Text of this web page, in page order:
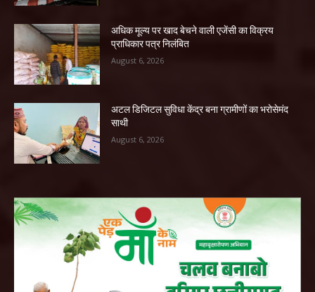
अधिक मूल्य पर खाद बेचने वाली एजेंसी का विक्रय
प्राधिकार पत्र निलंबित
August 6, 2026
अटल डिजिटल सुविधा केंद्र बना ग्रामीणों का भरोसेमंद
साथी
August 6, 2026